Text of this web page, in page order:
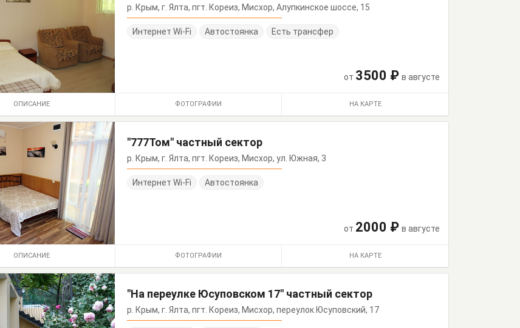
р. Крым, г. Ялта, пгт. Кореиз, Мисхор, Алупкинское шоссе, 15
Интернет Wi-Fi Автостоянка Есть трансфер
от 3500 ₽ в августе
ОПИСАНИЕ ФОТОГРАФИИ НА КАРТЕ
"777Том" частный сектор
р. Крым, г. Ялта, пгт. Кореиз, Мисхор, ул. Южная, 3
Интернет Wi-Fi Автостоянка
от 2000 ₽ в августе
ОПИСАНИЕ ФОТОГРАФИИ НА КАРТЕ
"На переулке Юсуповском 17" частный сектор
р. Крым, г. Ялта, пгт. Кореиз, Мисхор, переулок Юсуповский, 17